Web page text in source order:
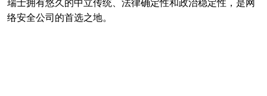
瑞士拥有悠久的中立传统、法律确定性和政治稳定性，是网
络安全公司的首选之地。